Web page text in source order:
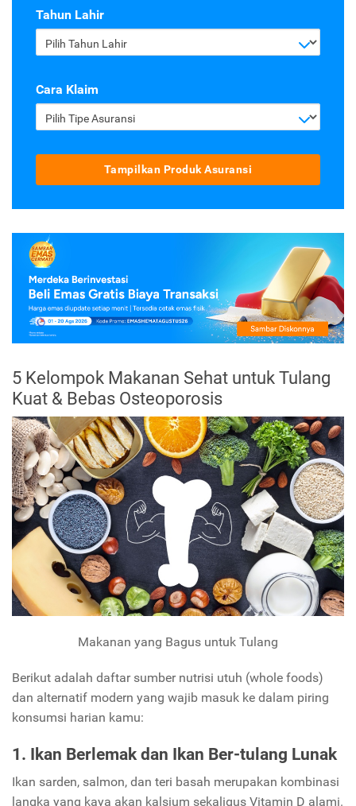
Tahun Lahir
Pilih Tahun Lahir
Cara Klaim
Pilih Tipe Asuransi
Tampilkan Produk Asuransi
5 Kelompok Makanan Sehat untuk Tulang
Kuat & Bebas Osteoporosis
Makanan yang Bagus untuk Tulang
Berikut adalah daftar sumber nutrisi utuh (whole foods)
dan alternatif modern yang wajib masuk ke dalam piring
konsumsi harian kamu:
1. Ikan Berlemak dan Ikan Ber-tulang Lunak
Ikan sarden, salmon, dan teri basah merupakan kombinasi
langka yang kaya akan kalsium sekaligus Vitamin D alami.